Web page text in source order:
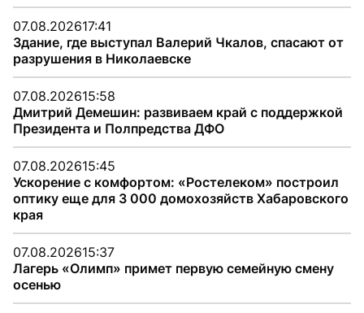
07.08.202617:41
Здание, где выступал Валерий Чкалов, спасают от
разрушения в Николаевске
07.08.202615:58
Дмитрий Демешин: развиваем край с поддержкой
Президента и Полпредства ДФО
07.08.202615:45
Ускорение с комфортом: «Ростелеком» построил
оптику еще для 3 000 домохозяйств Хабаровского
края
07.08.202615:37
Лагерь «Олимп» примет первую семейную смену
осенью